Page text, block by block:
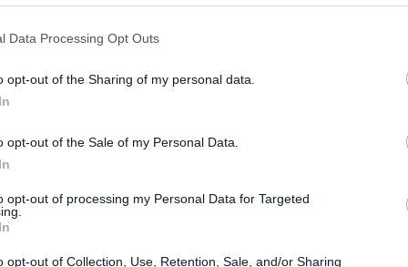
Data Processing Opt Outs
opt-out of the Sharing of my personal data.
opt-out of the Sale of my Personal Data.
opt-out of processing my Personal Data for Targeted
opt-out of Collection, Use, Retention, Sale, and/or Sharing
για ψύξη
σε ένα σπίτι προέρχεται από τα
σκιάστρων, παντζουριών ή ακόμη και
Όσο λιγότερη θερμότητα
χρειάζεται να δουλέψει το κλιματιστικό.